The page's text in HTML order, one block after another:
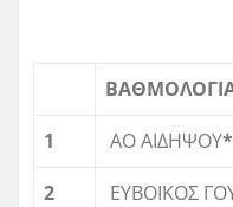
1
ΑΟ ΑΙΔΗΨΟΥ*
2
ΕΥΒΟΪΚΟΣ